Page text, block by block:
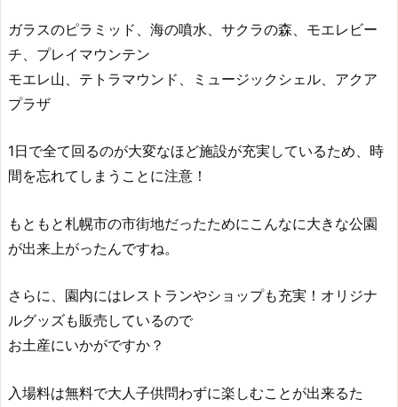
ガラスのピラミッド、海の噴水、サクラの森、モエレビー
チ、プレイマウンテン
モエレ山、テトラマウンド、ミュージックシェル、アクア
プラザ
1日で全て回るのが大変なほど施設が充実しているため、時
間を忘れてしまうことに注意！
もともと札幌市の市街地だったためにこんなに大きな公園
が出来上がったんですね。
さらに、園内にはレストランやショップも充実！オリジナ
ルグッズも販売しているので
お土産にいかがですか？
入場料は無料で大人子供問わずに楽しむことが出来るた